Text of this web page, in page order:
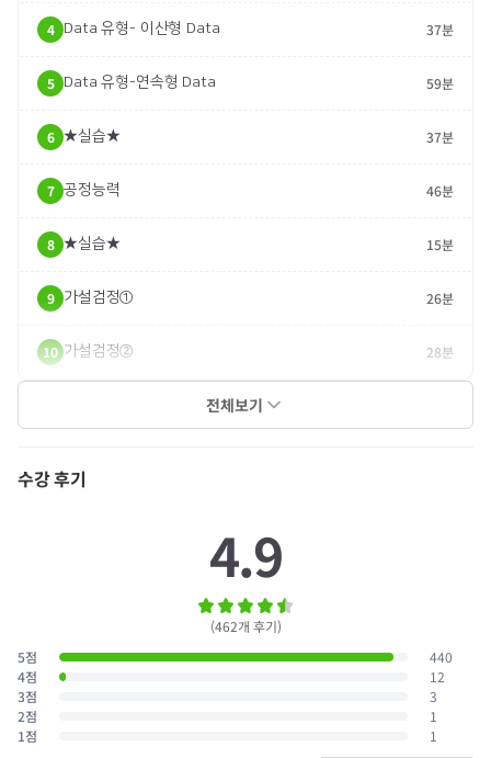
4 Data 유형- 이산형 Data 37분
5 Data 유형-연속형 Data 59분
6 ★실습★ 37분
7 공정능력 46분
8 ★실습★ 15분
9 가설검정① 26분
10 가설검정② 28분
전체보기
수강 후기
4.9
(462개 후기)
5점
440
4점
12
3점
3
2점
1
1점 1